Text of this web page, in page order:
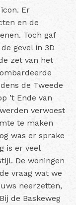
Er
en de
Toch gaf
gevel in 3D
zet van het
de Tweede
’t Ende van
verwoest
te maken
was er sprake
is er veel
De woningen
vraag wat we
neerzetten,
de Baskeweg